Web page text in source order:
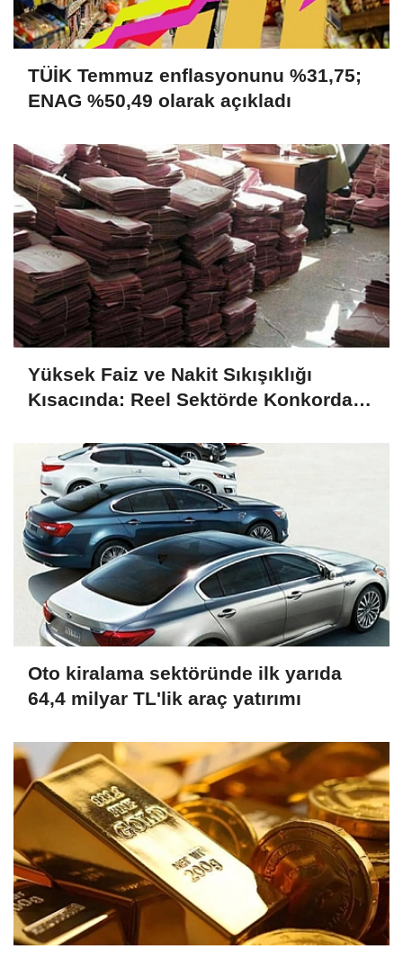
TÜİK Temmuz enflasyonunu %31,75;
ENAG %50,49 olarak açıkladı
Yüksek Faiz ve Nakit Sıkışıklığı
Kısacında: Reel Sektörde Konkordato
Oto kiralama sektöründe ilk yarıda
64,4 milyar TL'lik araç yatırımı